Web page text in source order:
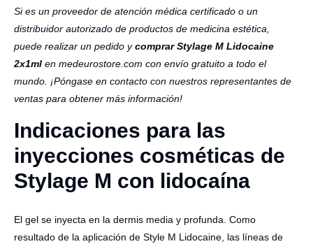
Si es un proveedor de atención médica certificado o un
distribuidor autorizado de productos de medicina estética,
puede realizar un pedido y comprar Stylage M Lidocaine
2x1ml en medeurostore.com con envío gratuito a todo el
mundo. ¡Póngase en contacto con nuestros representantes de
ventas para obtener más información!
Indicaciones para las
inyecciones cosméticas de
Stylage M con lidocaína
El gel se inyecta en la dermis media y profunda. Como
resultado de la aplicación de Style M Lidocaine, las líneas de